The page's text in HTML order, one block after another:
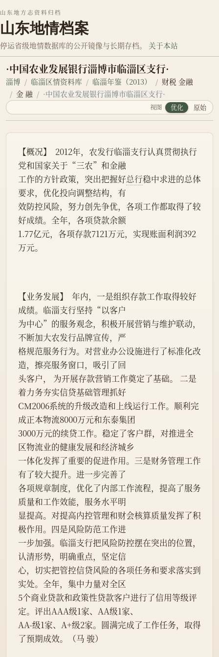
山东地方志资料归档
山东地情档案
停运省级地情数据库的公开镜像与长期存档。 关于本站
·中国农业发展银行淄博市临淄区支行·
淄博 临淄区情资料库 临淄年鉴（2013）
财税 金融
金 融
·中国农业发展银行淄博市临淄区支行·
视图 优化 原始
【概况】  2012年，农发行临淄支行认真贯彻执行
党和国家关于“三农”和金融
工作的方针政策，突出把握好总行稳中求进的总体
要求，优化投向调整结构，有
效防控风险，努力创先争优，各项工作都取得了较
好成绩。全年，各项贷款余额
1.77亿元，各项存款7121万元，实现账面利润392
万元。
【业务发展】  年内，一是组织存款工作取得较好
成绩。临淄支行坚持“以客户
为中心”的服务观念，积极开展营销与维护联动，
不断加大农发行品牌宣传，严
格规范服务行为。对营业办公设施进行了标准化改
造，擦亮服务窗口，吸引了回
头客户， 为开展存款营销工作奠定了基础。 二是
着力务夯实信贷基础管理抓好
CM2006系统的升级改造和上线运行工作。顺利完
成正本物流8000万元和东泰集团
3000万元的续贷工作。稳定了客户群，对推进全
区物流业的健康发展和经济城乡
一体化发挥了重要的促进作用。三是财务管理工作
有了较大提升。进一步完善了
各项规章制度，优化了内部工作流程，提高了服务
质量和工作效能，服务水平明
显提高。对提高内控管理和财会核算质量发挥了积
极作用。四是风险防范工作进
一步加强。临淄支行把风险防控摆在突出的位置，
认清形势，明确重点，坚定信
心，切实把管控信贷风险的各项任务和要求落实到
实处。全年，集中力量对全区
5个商业贷款和政策性贷款客户进行了信用等级评
定。评出AAA级1家、AA级1家、
AA-级1家、A+级2家。圆满完成了工作任务，取得
了预期成效。（马 骏）